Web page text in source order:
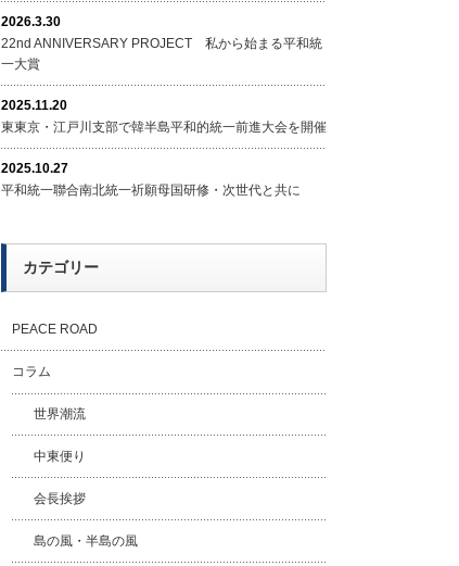
2026.3.30
22nd ANNIVERSARY PROJECT 私から始まる平和統
一大賞
2025.11.20
東東京・江戸川支部で韓半島平和的統一前進大会を開催
2025.10.27
平和統一聯合南北統一祈願母国研修・次世代と共に
カテゴリー
PEACE ROAD
コラム
世界潮流
中東便り
会長挨拶
島の風・半島の風